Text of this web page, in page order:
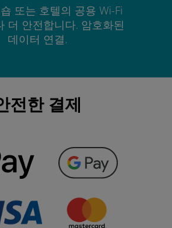
또는 호텔의 공용 Wi-Fi
더 안전합니다. 암호화된
데이터 연결.
전한 결제